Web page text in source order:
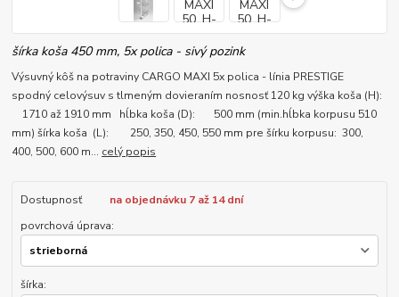
šírka koša 450 mm, 5x polica - sivý pozink
Výsuvný kôš na potraviny CARGO MAXI 5x polica - línia PRESTIGE
spodný celovýsuv s tlmeným dovieraním nosnosť 120 kg výška koša (H):
1710 až 1910 mm hĺbka koša (D): 500 mm (min.hĺbka korpusu 510
mm) šírka koša (L): 250, 350, 450, 550 mm pre šírku korpusu: 300,
400, 500, 600 m... celý popis
Dostupnosť
na objednávku 7 až 14 dní
povrchová úprava:
šírka: